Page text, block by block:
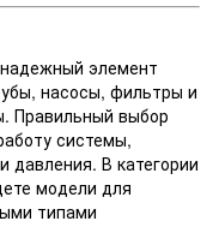
элемент
насосы, фильтры и
Правильный выбор
системы,
давления. В категории
модели для
типами